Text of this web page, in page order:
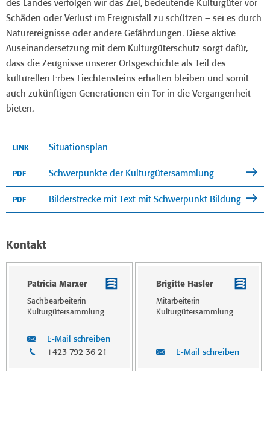
des Landes verfolgen wir das Ziel, bedeutende Kulturgüter vor
Schäden oder Verlust im Ereignisfall zu schützen – sei es durch
Naturereignisse oder andere Gefährdungen. Diese aktive
Auseinandersetzung mit dem Kulturgüterschutz sorgt dafür,
dass die Zeugnisse unserer Ortsgeschichte als Teil des
kulturellen Erbes Liechtensteins erhalten bleiben und somit
auch zukünftigen Generationen ein Tor in die Vergangenheit
bieten.
LINK Situationsplan
PDF Schwerpunkte der Kulturgütersammlung
PDF Bilderstrecke mit Text mit Schwerpunkt Bildung
Kontakt
Patricia Marxer
Sachbearbeiterin
Kulturgütersamm­lung
E-Mail schreiben
+423 792 36 21
Brigitte Hasler
Mitarbeiterin
Kulturgütersamm­lung
E-Mail schreiben